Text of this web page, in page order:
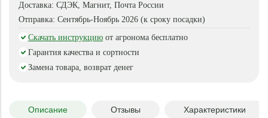
Доставка: СДЭК, Магнит, Почта России
Отправка: Сентябрь-Ноябрь 2026 (к сроку посадки)
Скачать инструкцию от агронома бесплатно
Гарантия качества и сортности
Замена товара, возврат денег
Описание Отзывы Характеристики